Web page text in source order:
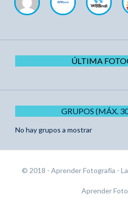
ÚLTIMA
GRUPOS (MÁX.
No hay grupos a mostrar
© 2018 - Aprender Fotografía - La
Aprender